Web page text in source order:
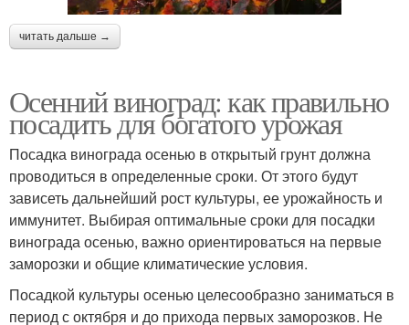
читать дальше →
Осенний виноград: как правильно
посадить для богатого урожая
Посадка винограда осенью в открытый грунт должна
проводиться в определенные сроки. От этого будут
зависеть дальнейший рост культуры, ее урожайность и
иммунитет. Выбирая оптимальные сроки для посадки
винограда осенью, важно ориентироваться на первые
заморозки и общие климатические условия.
Посадкой культуры осенью целесообразно заниматься в
период с октября и до прихода первых заморозков. Не